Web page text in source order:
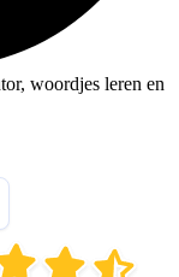
woordjes leren en